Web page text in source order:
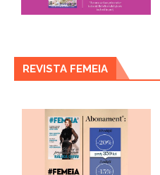
REVISTA FEMEIA